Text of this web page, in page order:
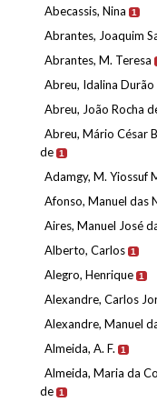
Abecassis, Nina 1
Abrantes, Joaquim
Abrantes, M. Teresa
Abreu, Idalina
Abreu, João Rocha
Abreu, Mário César
de 1
Adamgy, M. Yiossuf
Afonso, Manuel das
Aires, Manuel José
Alberto, Carlos 1
Alegro, Henrique 1
Alexandre, Carlos
Alexandre, Manuel
Almeida, A. F. 1
Almeida, Maria da
de 1